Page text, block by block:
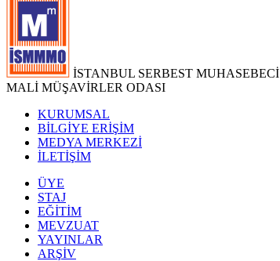
İSTANBUL SERBEST MUHASEBECİ
MALİ MÜŞAVİRLER ODASI
KURUMSAL
BİLGİYE ERİŞİM
MEDYA MERKEZİ
İLETİŞİM
ÜYE
STAJ
EĞİTİM
MEVZUAT
YAYINLAR
ARŞİV